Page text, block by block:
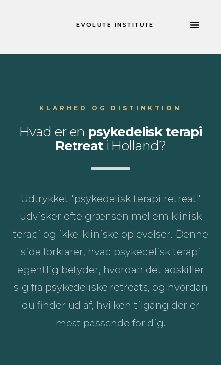
EVOLUTE INSTITUTE
KLARHED OG DISTINKTION
Hvad er en psykedelisk terapi
Retreat i Holland?
Udtrykket "psykedelisk terapi retreat"
udvisker ofte grænsen mellem klinisk
terapi og ikke-kliniske oplevelser. Denne
side forklarer, hvad psykedelisk terapi
egentlig betyder, hvordan det adskiller
sig fra psykedeliske retreats, og hvordan
du finder ud af, hvilken tilgang der er
mest passende for dig.